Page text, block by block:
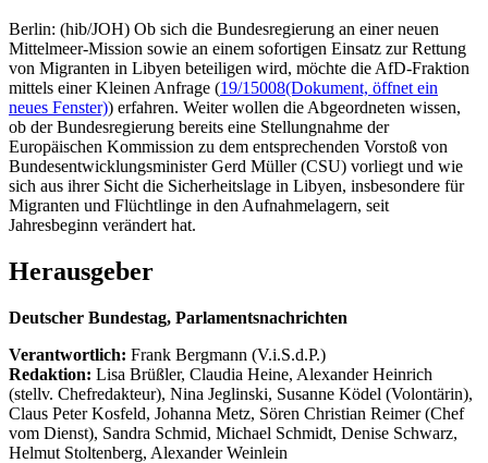
Berlin: (hib/JOH) Ob sich die Bundesregierung an einer neuen
Mittelmeer-Mission sowie an einem sofortigen Einsatz zur Rettung
von Migranten in Libyen beteiligen wird, möchte die AfD-Fraktion
mittels einer Kleinen Anfrage (19/15008(Dokument, öffnet ein
neues Fenster)) erfahren. Weiter wollen die Abgeordneten wissen,
ob der Bundesregierung bereits eine Stellungnahme der
Europäischen Kommission zu dem entsprechenden Vorstoß von
Bundesentwicklungsminister Gerd Müller (CSU) vorliegt und wie
sich aus ihrer Sicht die Sicherheitslage in Libyen, insbesondere für
Migranten und Flüchtlinge in den Aufnahmelagern, seit
Jahresbeginn verändert hat.
Herausgeber
Deutscher Bundestag, Parlamentsnachrichten
Verantwortlich: Frank Bergmann (V.i.S.d.P.)
Redaktion: Lisa Brüßler, Claudia Heine, Alexander Heinrich
(stellv. Chefredakteur), Nina Jeglinski, Susanne Ködel (Volontärin),
Claus Peter Kosfeld, Johanna Metz, Sören Christian Reimer (Chef
vom Dienst), Sandra Schmid, Michael Schmidt, Denise Schwarz,
Helmut Stoltenberg, Alexander Weinlein